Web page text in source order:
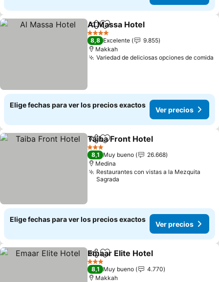
CompartirAgregar a favoritos
Al Massa Hotel
4 Estrellas
8,8 Excelente
9.855
Makkah
Variedad de deliciosas opciones de comida
Elige fechas para ver los precios exactos
Ver precios
Compartir
Agregar a favoritos
Taiba Front Hotel
3 Estrellas
8,1 Muy bueno
26.668
Medina
Restaurantes con vistas a la Mezquita
Sagrada
Elige fechas para ver los precios exactos
Ver precios
CompartirAgregar a favoritos
Emaar Elite Hotel
3 Estrellas
8,1 Muy bueno
4.770
Makkah